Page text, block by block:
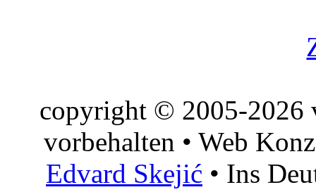
copyright © 2005-2026
vorbehalten • Web
Edvard Skejić • Ins